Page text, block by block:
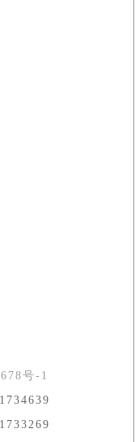
号-1